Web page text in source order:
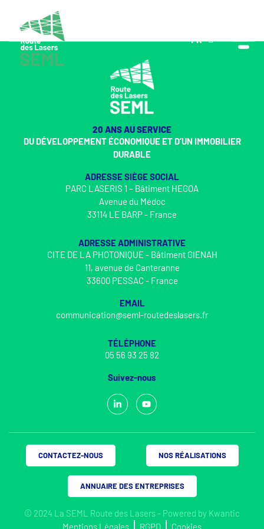
FR
EN
20 ANS AU SERVICE
DU DÉVELOPPEMENT ÉCONOMIQUE ET D’UN IMMOBILIER
DURABLE
ADRESSE SIÈGE SOCIAL
PARC LASERIS 1 – Bâtiment HEGOA
Avenue du Médoc
33114 LE BARP - France
ADRESSE ADMINISTRATIVE
CITE DE LA PHOTONIQUE - Bâtiment GIENAH
11, avenue de Canteranne
33600 PESSAC - France
EMAIL
communication@seml-routedeslasers.fr
TÉLÉPHONE
05 56 93 25 82
Suivez-nous
© 2024 La SEML Route des Lasers - Powered by Kwantic
Mentions Légales
RGPD Cookies
CONTACTEZ-NOUS NOS RÉALISATIONS
ANNUAIRE DES ENTREPRISES